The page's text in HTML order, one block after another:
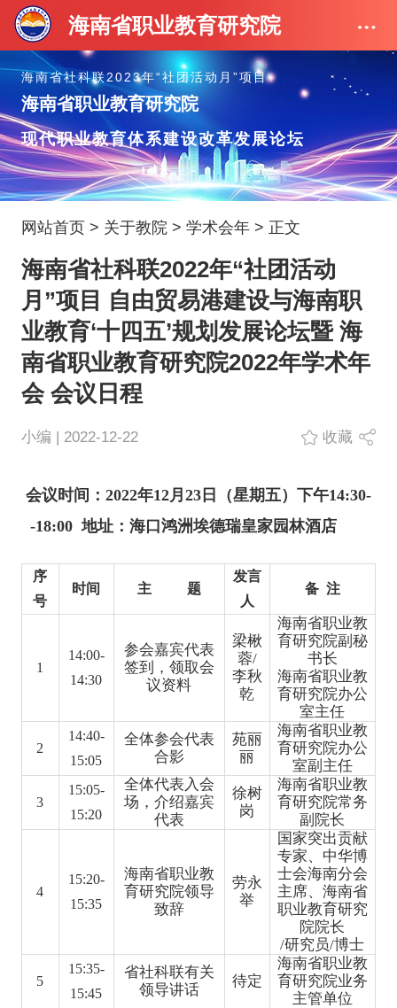
海南省职业教育研究院
海南省社科联2023年“社团活动月”项目
海南省职业教育研究院
现代职业教育体系建设改革发展论坛
网站首页 > 关于教院> 学术会年> 正文
海南省社科联2022年“社团活动
月”项目 自由贸易港建设与海南职
业教育‘十四五’规划发展论坛暨 海
南省职业教育研究院2022年学术年
会 会议日程
小编 | 2022-12-22 收藏
会议时间： 2022年12月 23 日（星期五）下午14:30-
-18:00 地址：海口 鸿洲埃德瑞皇家园林酒店
序
号
时间 主 题
发言
人
备 注
1
14:00-
14:30
参会嘉宾代表
签到，领取会
议资料
梁楸
蓉/
李秋
乾
海南省职业教
育研究院副秘
书长
海南省职业教
育研究院办公
室主任
2
14:40-
1 5:05
全体参会代表
合影
苑丽
丽
海南省职业教
育研究院办公
室副主任
3
1 5:05-
15:20
全体代表入会
场，介绍嘉宾
代表
徐树
岗
海南省职业教
育研究院常务
副院长
4
15:20-
15:35
海南省职业教
育研究院领导
致辞
劳永
举
国家突出贡献
专家、 中华博
士会海南分会
主席、海南省
职业教育研究
院院长
/研究员/博士
5
15:35-
15:45
省社科联有关
领导讲话
待定
海南省职业教
育研究院业务
主管单位